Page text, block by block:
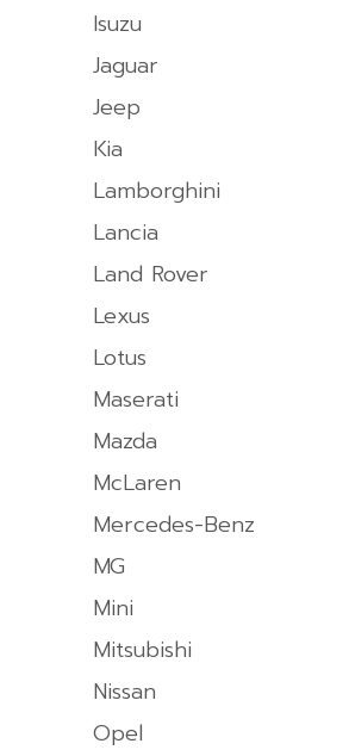
Isuzu
Jaguar
Jeep
Kia
Lamborghini
Lancia
Land Rover
Lexus
Lotus
Maserati
Mazda
McLaren
Mercedes-Benz
MG
Mini
Mitsubishi
Nissan
Opel